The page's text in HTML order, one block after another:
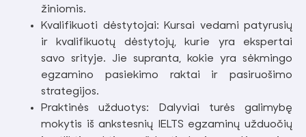
žiniomis.
Kvalifikuoti dėstytojai: Kursai vedami patyrusių
ir kvalifikuotų dėstytojų, kurie yra ekspertai
savo srityje. Jie supranta, kokie yra sėkmingo
egzamino pasiekimo raktai ir pasiruošimo
strategijos.
Praktinės užduotys: Dalyviai turės galimybę
mokytis iš ankstesnių IELTS egzaminų užduočių